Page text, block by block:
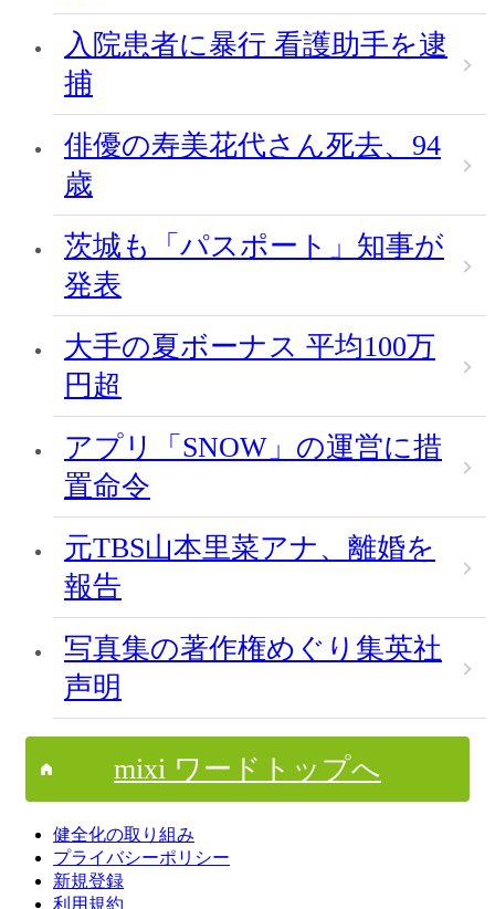
入院患者に暴行 看護助手を逮
捕
俳優の寿美花代さん死去、94
歳
茨城も「パスポート」知事が
発表
大手の夏ボーナス 平均100万
円超
アプリ「SNOW」の運営に措
置命令
元TBS山本里菜アナ、離婚を
報告
写真集の著作権めぐり集英社
声明
mixi ワードトップへ
健全化の取り組み
プライバシーポリシー
新規登録
利用規約